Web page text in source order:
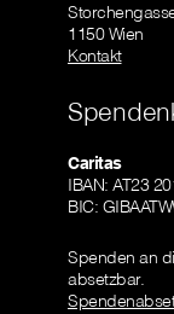
1150 Wien
Kontakt
Caritas
IBAN: AT23
BIC:
Spenden an
absetzbar.